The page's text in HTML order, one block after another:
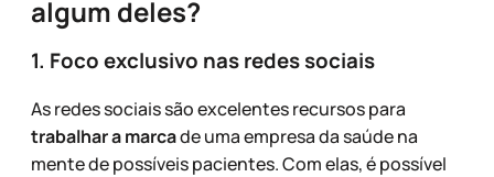
algum deles?
1. Foco exclusivo nas redes sociais
As redes sociais são excelentes recursos para
trabalhar a marcade uma empresa da saúde na
mente de possíveis pacientes. Com elas, é possível